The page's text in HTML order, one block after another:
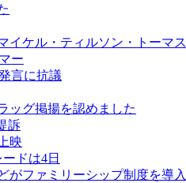
イケル・ティルソン・トーマス
ー
言に抗議
ッグ掲揚を認めました
訴
映
ドは4日
がファミリーシップ制度を導入